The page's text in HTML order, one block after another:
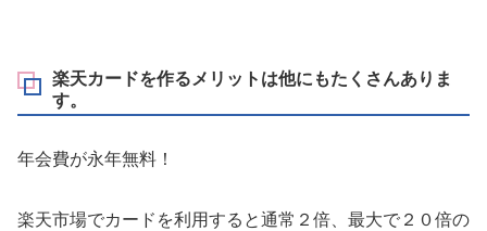
楽天カードを作るメリットは他にもたくさんありま
す。
年会費が永年無料！
楽天市場でカードを利用すると通常２倍、最大で２０倍の